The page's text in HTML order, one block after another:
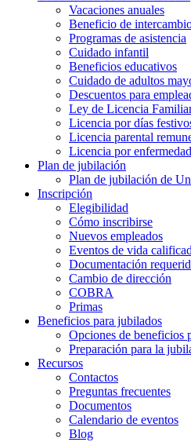
Vacaciones anuales
Beneficio de
Programas de asistencia
Cuidado infantil
Beneficios educativos
Cuidado de adultos
Descuentos para
Ley de Licencia
Licencia por días
Licencia parental
Licencia por enfermedad
Plan de jubilación
Plan de jubilación de
Inscripción
Elegibilidad
Cómo inscribirse
Nuevos empleados
Eventos de vida
Documentación
Cambio de dirección
COBRA
Primas
Beneficios para jubilados
Opciones de beneficios
Preparación para la
Recursos
Contactos
Preguntas frecuentes
Documentos
Calendario de eventos
Blog